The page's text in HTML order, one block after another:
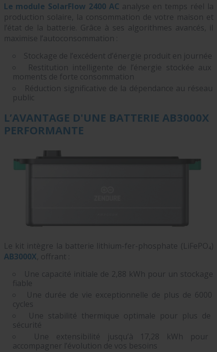
Le module SolarFlow 2400 AC analyse en temps réel la
production solaire, la consommation de votre maison et
l’état de la batterie. Grâce à ses algorithmes avancés, il
maximise l’autoconsommation :
Stockage de l’excédent d’énergie produit en journée
Restitution intelligente de l’énergie stockée aux
moments de forte consommation
Réduction significative de la dépendance au réseau
public
L’AVANTAGE D'UNE BATTERIE AB3000X
PERFORMANTE
Le kit intègre la batterie lithium-fer-phosphate (LiFePO₄)
AB3000X , offrant :
Une capacité initiale de 2,88 kWh pour un stockage
fiable
Une durée de vie exceptionnelle de plus de 6000
cycles
Une stabilité thermique optimale pour plus de
sécurité
Une extensibilité jusqu’à 17,28 kWh pour
accompagner l’évolution de vos besoins